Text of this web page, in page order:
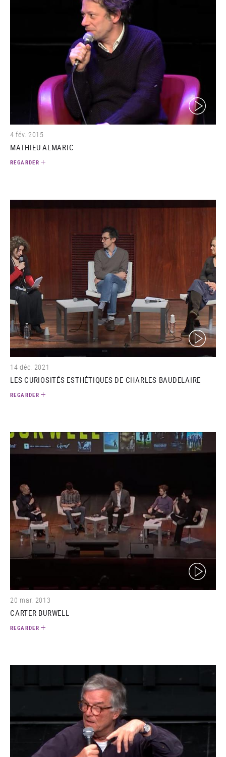
(video)
4 fév. 2015
MATHIEU ALMARIC
REGARDER
(video)
14 déc. 2021
LES CURIOSITÉS ESTHÉTIQUES DE CHARLES BAUDELAIRE
REGARDER
(video)
20 mar. 2013
CARTER BURWELL
REGARDER